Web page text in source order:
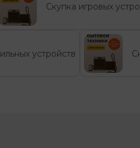
Скупка игровых
устройств